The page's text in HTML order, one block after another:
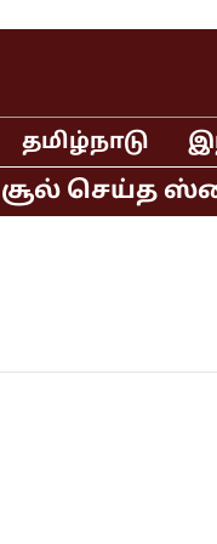
தமிழ்நாடு
செய்த